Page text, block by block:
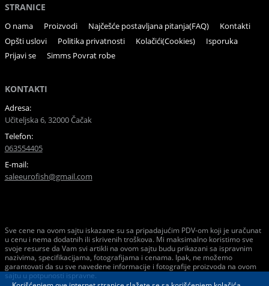
STRANICE
O nama Proizvodi Najčešće postavljana pitanja(FAQ)
Kontakti
Opšti uslovi
Politika privatnosti Kolačići(Cookies)
Isporuka
Prijavi se
Simms Povrat robe
KONTAKTI
Adresa:
Učiteljska 6, 32000 Čačak
Telefon:
063554405
E-mail:
saleeurofish@gmail.com
Sve cene na ovom sajtu iskazane su sa pripadajućim PDV-om koji je uračunat
u cenu i nema dodatnih ili skrivenih troškova. Mi maksimalno koristimo sve
svoje resurse da Vam svi artikli na ovom sajtu budu prikazani sa ispravnim
nazivima, specifikacijama, fotografijama i cenama. Ipak, ne možemo
garantovati da su sve navedene informacije i fotografije proizvoda na ovom
sajtu u potpunosti ispravne.